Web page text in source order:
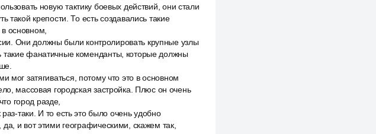
новую тактику боевых действий, они стали
такой крепости. То есть создавались такие
основном,
Они должны были контролировать крупные узлы
такие фанатичные коменданты, которые должны
мог затягиваться, потому что это в основном
массовая городская застройка. Плюс он очень
город разде,
таки. И то есть это было очень удобно
и вот этими географическими, скажем так,